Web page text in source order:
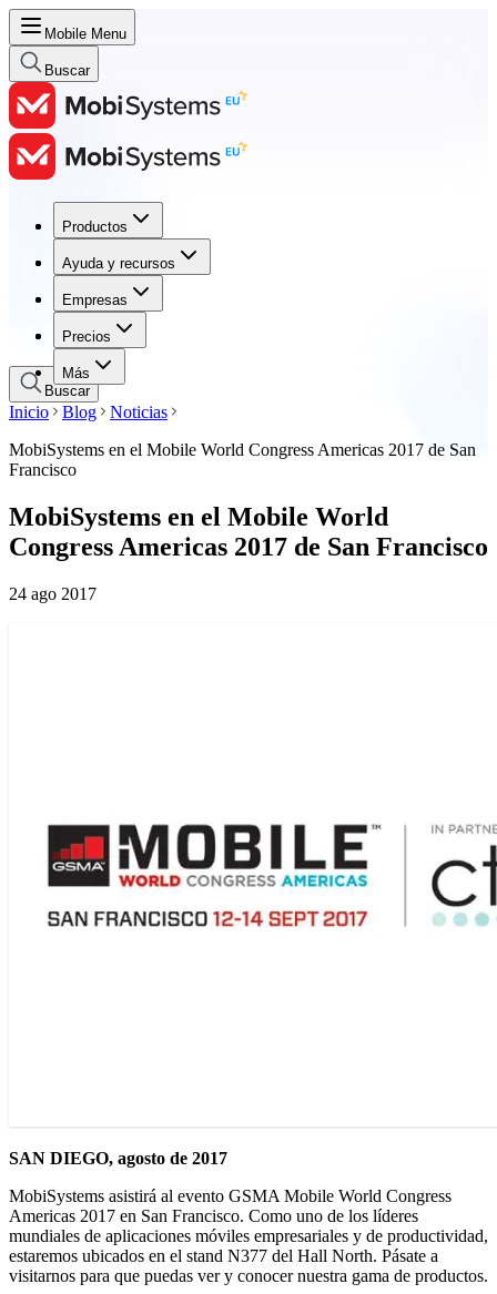
Mobile Menu
Buscar
Productos
Ayuda y recursos
Empresas
Precios
Más
Productos
Ayuda y recursos
Empresas
Precios
Buscar
Inicio Blog
Noticias
MobiSystems en el Mobile World Congress Americas 2017 de San
Francisco
MobiSystems en el Mobile World
Congress Americas 2017 de San Francisco
24 ago 2017
SAN DIEGO, agosto de 2017
MobiSystems asistirá al evento GSMA Mobile World Congress
Americas 2017 en San Francisco. Como uno de los líderes
mundiales de aplicaciones móviles empresariales y de productividad,
estaremos ubicados en el stand N377 del Hall North. Pásate a
visitarnos para que puedas ver y conocer nuestra gama de productos.